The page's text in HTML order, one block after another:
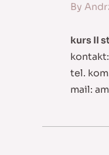
By
kurs II
tel.
mail: